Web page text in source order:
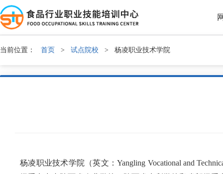
当前位置： 首页 > 试点院校 > 杨凌职业技术学院
杨凌职业技术学院（英文：Yangling Vocational and